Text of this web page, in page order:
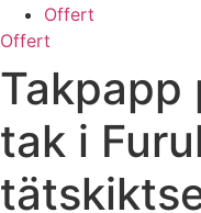
Offert
Offert
Takpapp
tak i